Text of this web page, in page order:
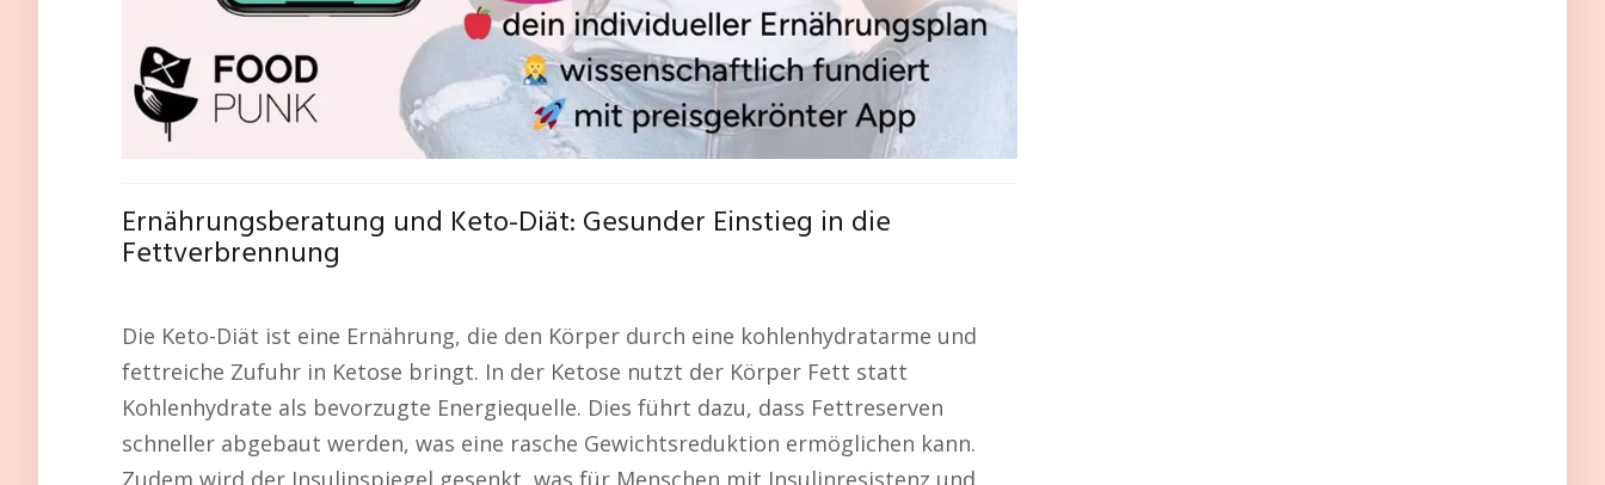
Ernährungsberatung und Keto-Diät: Gesunder Einstieg in die
Fettverbrennung
Die Keto-Diät ist eine Ernährung, die den Körper durch eine kohlenhydratarme und
fettreiche Zufuhr in Ketose bringt. In der Ketose nutzt der Körper Fett statt
Kohlenhydrate als bevorzugte Energiequelle. Dies führt dazu, dass Fettreserven
schneller abgebaut werden, was eine rasche Gewichtsreduktion ermöglichen kann.
Zudem wird der Insulinspiegel gesenkt, was für Menschen mit Insulinresistenz und